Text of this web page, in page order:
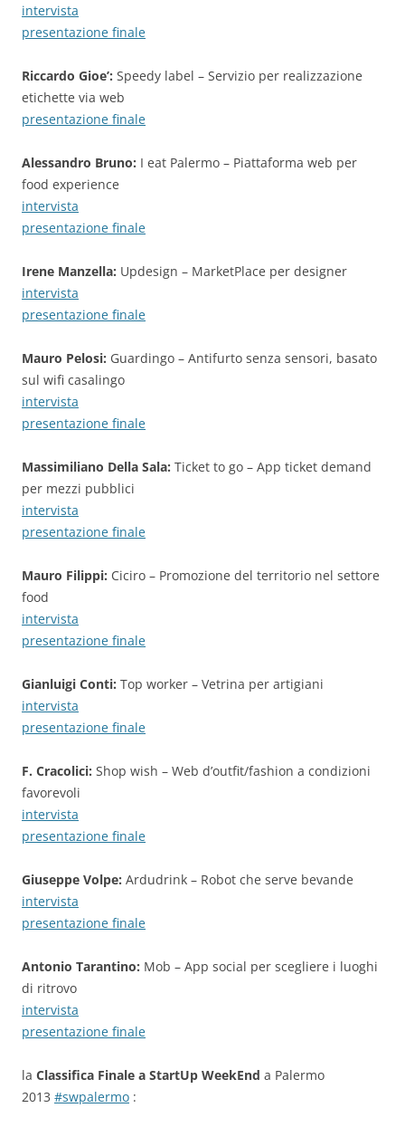
intervista
presentazione finale
Riccardo Gioe’: Speedy label – Servizio per realizzazione
etichette via web
presentazione finale
Alessandro Bruno: I eat Palermo – Piattaforma web per
food experience
intervista
presentazione finale
Irene Manzella: Updesign – MarketPlace per designer
intervista
presentazione finale
Mauro Pelosi: Guardingo – Antifurto senza sensori, basato
sul wifi casalingo
intervista
presentazione finale
Massimiliano Della Sala: Ticket to go – App ticket demand
per mezzi pubblici
intervista
presentazione finale
Mauro Filippi: Ciciro – Promozione del territorio nel settore
food
intervista
presentazione finale
Gianluigi Conti: Top worker – Vetrina per artigiani
intervista
presentazione finale
F. Cracolici: Shop wish – Web d’outfit/fashion a condizioni
favorevoli
intervista
presentazione finale
Giuseppe Volpe: Ardudrink – Robot che serve bevande
intervista
presentazione finale
Antonio Tarantino: Mob – App social per scegliere i luoghi
di ritrovo
intervista
presentazione finale
la Classifica Finale a StartUp WeekEnd a Palermo
2013 #swpalermo :